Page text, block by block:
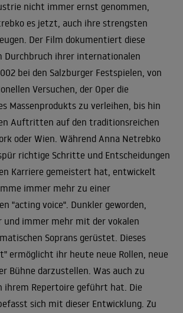
nicht immer ernst genommen,
es jetzt, auch ihre strengsten
Der Film dokumentiert diese
Durchbruch ihrer internationalen
bei den Salzburger Festspielen, von
Versuchen, der Oper die
Massenprodukts zu verleihen, bis hin
Auftritten auf den traditionsreichen
oder Wien. Während Anna Netrebko
richtige Schritte und Entscheidungen
Karriere gemeistert hat, entwickelt
immer mehr zu einer
"acting voice". Dunkler geworden,
und immer mehr mit der vokalen
Soprans gerüstet. Dieses
ermöglicht ihr heute neue Rollen, neue
Bühne darzustellen. Was auch zu
ihrem Repertoire geführt hat. Die
sich mit dieser Entwicklung. Zu